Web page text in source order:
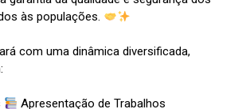
às populações.
com uma dinâmica diversificada,
Apresentação de Trabalhos